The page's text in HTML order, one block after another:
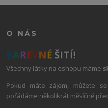
O NÁS
BAREVNÉ ŠITÍ!
Všechny látky na eshopu máme
Pokud máte zájem, můžete
pořádáme několikrát měsíčně